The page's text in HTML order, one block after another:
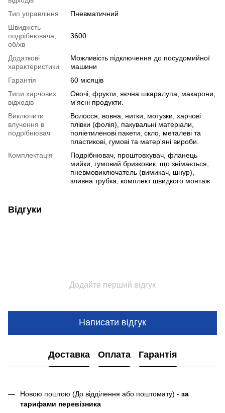
Тип управління
Пневматичний
Швидкість
подрібнювача,
об/хв
3600
Додаткові
характеристики
Можливість підключення до посудомийної
машини
Гарантія
60 місяців
Типи харчових
відходів
Овочі, фрукти, яєчна шкаралупа, макарони,
м'ясні продукти.
Виключити
влучення в
подрібнювач
Волосся, вовна, нитки, мотузки, харчові
плівки (фолія), пакувальні матеріали,
поліетиленові пакети, скло, металеві та
пластикові, гумові та матер'яні вироби.
Комплектація
Подрібнювач, проштовхувач, фланець
мийки, гумовий бризковик, що знімається,
пневмовиключатель (вимикач, шнур),
зливна трубка, комплект швидкого монтаж
Відгуки
Додайте перший відгук
Написати відгук
Доставка Оплата Гарантія
Новою поштою (До відділення або поштомату) - за
тарифами перевізника